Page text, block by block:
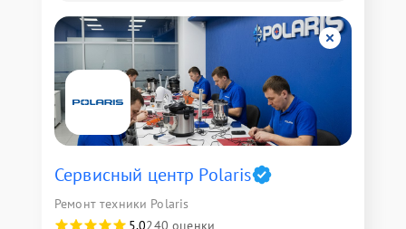
Сервисный центр Polaris
Ремонт техники Polaris
5,0240 оценки